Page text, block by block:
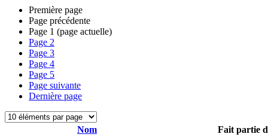
Première page
Page précédente
Page 1 (page actuelle)
Page 2
Page 3
Page 4
Page 5
Page suivante
Dernière page
Nom
Fait partie